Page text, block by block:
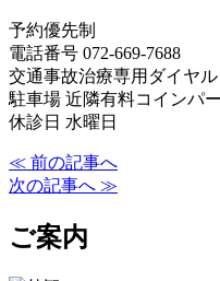
予約優先制
電話番号 072-669-7688
交通事故治療専用ダイヤ
駐車場 近隣有料コインパ
休診日 水曜日
≪ 前の記事へ
次の記事へ ≫
ご案内